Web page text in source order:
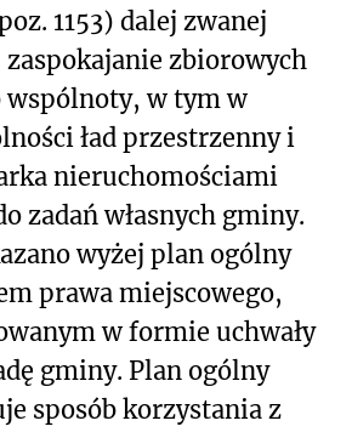
1153) dalej zwanej
zaspokajanie zbiorowych
wspólnoty, w tym w
ład przestrzenny i
nieruchomościami
zadań własnych gminy.
wyżej plan ogólny
prawa miejscowego,
w formie uchwały
gminy. Plan ogólny
sposób korzystania z